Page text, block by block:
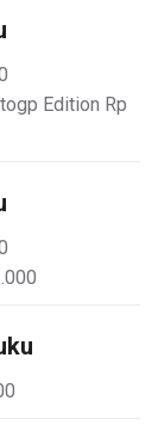
Edition Rp